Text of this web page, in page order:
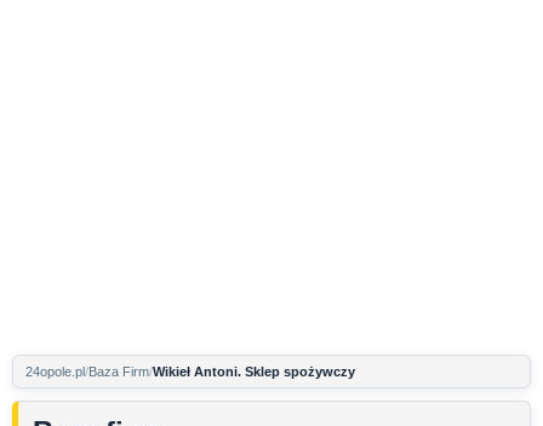
24opole.pl Baza Firm Wikieł Antoni. Sklep spożywczy